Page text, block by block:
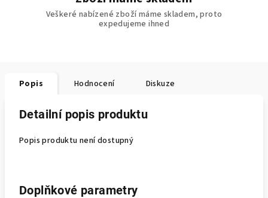
Veškeré nabízené zboží máme skladem, proto
expedujeme ihned
Popis Hodnocení Diskuze
Detailní popis produktu
Popis produktu není dostupný
Doplňkové parametry